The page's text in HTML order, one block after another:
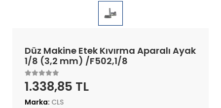
Düz Makine Etek Kıvırma Aparalı Ayak
1/8 (3,2 mm) /F502,1/8
1.338,85 TL
Marka: CLS